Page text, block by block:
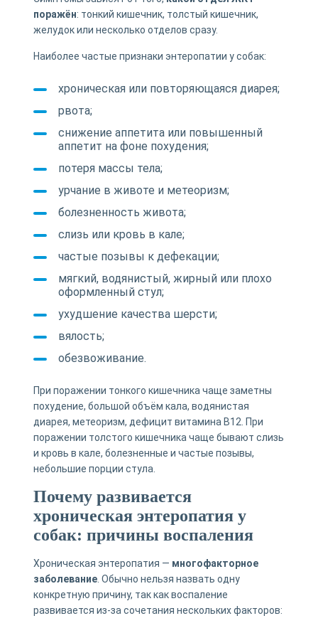
поражён: тонкий кишечник, толстый кишечник,
желудок или несколько отделов сразу.
Наиболее частые признаки энтеропатии у собак:
хроническая или повторяющаяся диарея;
рвота;
снижение аппетита или повышенный
аппетит на фоне похудения;
потеря массы тела;
урчание в животе и метеоризм;
болезненность живота;
слизь или кровь в кале;
частые позывы к дефекации;
мягкий, водянистый, жирный или плохо
оформленный стул;
ухудшение качества шерсти;
вялость;
обезвоживание.
При поражении тонкого кишечника чаще заметны
похудение, большой объём кала, водянистая
диарея, метеоризм, дефицит витамина B12. При
поражении толстого кишечника чаще бывают слизь
и кровь в кале, болезненные и частые позывы,
небольшие порции стула.
Почему развивается
хроническая энтеропатия у
собак: причины воспаления
Хроническая энтеропатия — многофакторное
заболевание. Обычно нельзя назвать одну
конкретную причину, так как воспаление
развивается из-за сочетания нескольких факторов: